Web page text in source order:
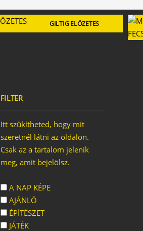
GILTIG ELŐZETES
FILTER
Itt szűkítheted, hogy mit
szeretnél látni az oldalon.
Csak az a tartalom jelenik
meg, amit bejelölsz.
A NAP KÉPE
AJÁNLÓ
ÉPÍTÉSZET
JÁTÉK